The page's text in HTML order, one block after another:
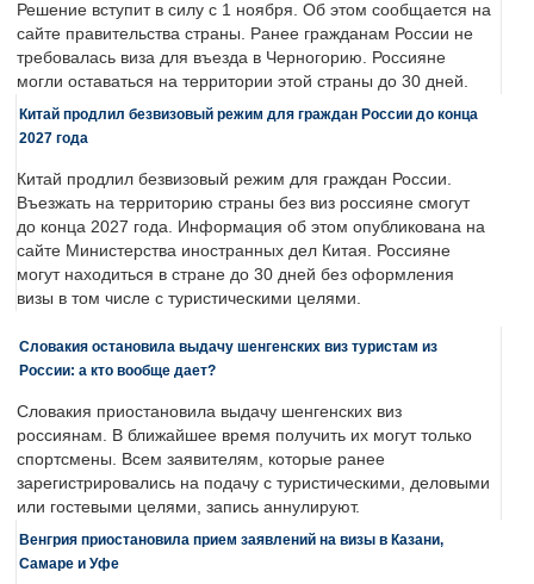
Решение вступит в силу с 1 ноября. Об этом сообщается на
сайте правительства страны. Ранее гражданам России не
требовалась виза для въезда в Черногорию. Россияне
могли оставаться на территории этой страны до 30 дней.
Китай продлил безвизовый режим для граждан России до конца
2027 года
Китай продлил безвизовый режим для граждан России.
Въезжать на территорию страны без виз россияне смогут
до конца 2027 года. Информация об этом опубликована на
сайте Министерства иностранных дел Китая. Россияне
могут находиться в стране до 30 дней без оформления
визы в том числе с туристическими целями.
Словакия остановила выдачу шенгенских виз туристам из
России: а кто вообще дает?
Словакия приостановила выдачу шенгенских виз
россиянам. В ближайшее время получить их могут только
спортсмены. Всем заявителям, которые ранее
зарегистрировались на подачу с туристическими, деловыми
или гостевыми целями, запись аннулируют.
Венгрия приостановила прием заявлений на визы в Казани,
Самаре и Уфе